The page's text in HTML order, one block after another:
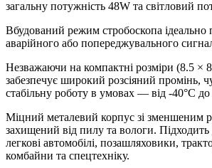
загальну потужність 48W та світловий
Вбудований режим стробоскопа ідеально
аварійного або попереджувального
Незважаючи на компактні розміри (8.5 ×
забезпечує широкий розсіяний промінь,
стабільну роботу в умовах — від -40°C до
Міцний металевий корпус зі зменшеним
захищений від пилу та вологи.
легкові автомобілі, позашляховики,
комбайни та спецтехніку.